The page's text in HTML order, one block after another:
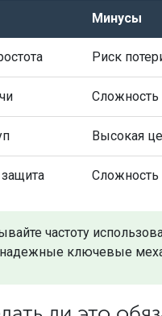
Минусы
Риск
Сложность
Высокая
Сложность
частоту
надежные ключевые